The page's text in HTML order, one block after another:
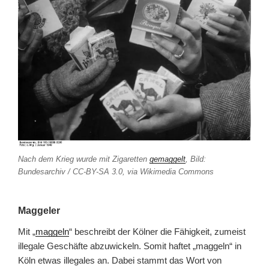
Nach dem Krieg wurde mit Zigaretten gemaggelt, Bild:
Bundesarchiv / CC-BY-SA 3.0, via Wikimedia Commons
Maggeler
Mit „maggeln“ beschreibt der Kölner die Fähigkeit, zumeist
illegale Geschäfte abzuwickeln. Somit haftet „maggeln“ in
Köln etwas illegales an. Dabei stammt das Wort von